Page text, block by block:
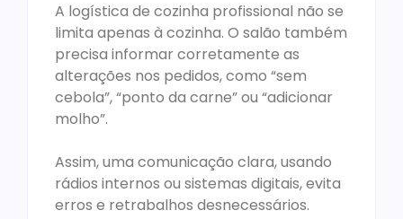
A logística de cozinha profissional não se
limita apenas à cozinha. O salão também
precisa informar corretamente as
alterações nos pedidos, como “sem
cebola”, “ponto da carne” ou “adicionar
molho”.
Assim, uma comunicação clara, usando
rádios internos ou sistemas digitais, evita
erros e retrabalhos desnecessários.